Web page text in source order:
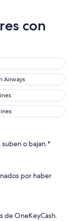
con
Airways
suben o bajan.*
por haber
de OneKeyCash.